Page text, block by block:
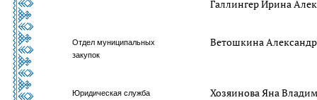
Галлингер Ирина
Отдел муниципальных
закупок
Ветошкина
Юридическая служба
Хозяинова Яна